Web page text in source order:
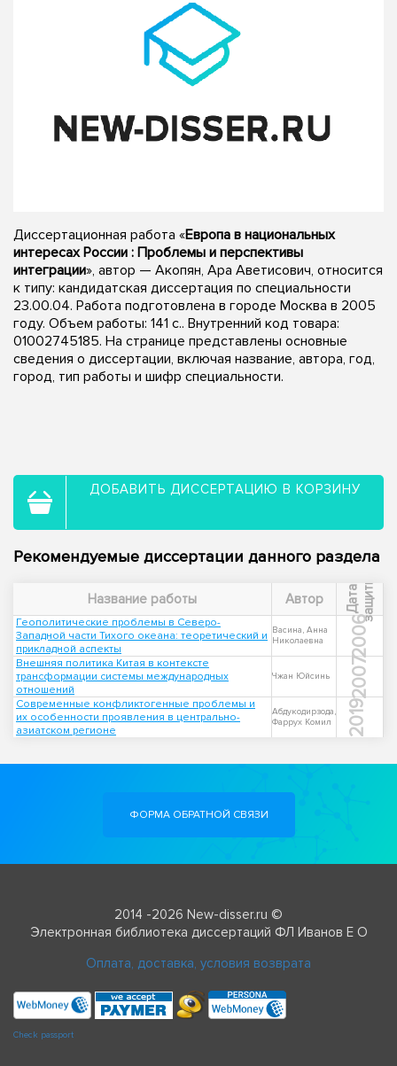
Диссертационная работа «Европа в национальных
интересах России : Проблемы и перспективы
интеграции», автор — Акопян, Ара Аветисович, относится
к типу: кандидатская диссертация по специальности
23.00.04. Работа подготовлена в городе Москва в 2005
году. Объем работы: 141 с.. Внутренний код товара:
01002745185. На странице представлены основные
сведения о диссертации, включая название, автора, год,
город, тип работы и шифр специальности.
ДОБАВИТЬ ДИССЕРТАЦИЮ В КОРЗИНУ
Рекомендуемые диссертации данного раздела
Название работы Автор Д
а
т
а
з
а
щ
и
т ы
Геополитические проблемы в Северо-
Западной части Тихого океана: теоретический и
прикладной аспекты
Васина, Анна
Николаевна
2006
Внешняя политика Китая в контексте
трансформации системы международных
отношений
Чжан Юйсинь 2007
Современные конфликтогенные проблемы и
их особенности проявления в центрально-
азиатском регионе
Абдукодирзода,
Фаррух Комил
2019
ФОРМА ОБРАТНОЙ СВЯЗИ
2014 -2026 New-disser.ru ©
Электронная библиотека диссертаций ФЛ Иванов Е О
Оплата, доставка, условия возврата
Check passport